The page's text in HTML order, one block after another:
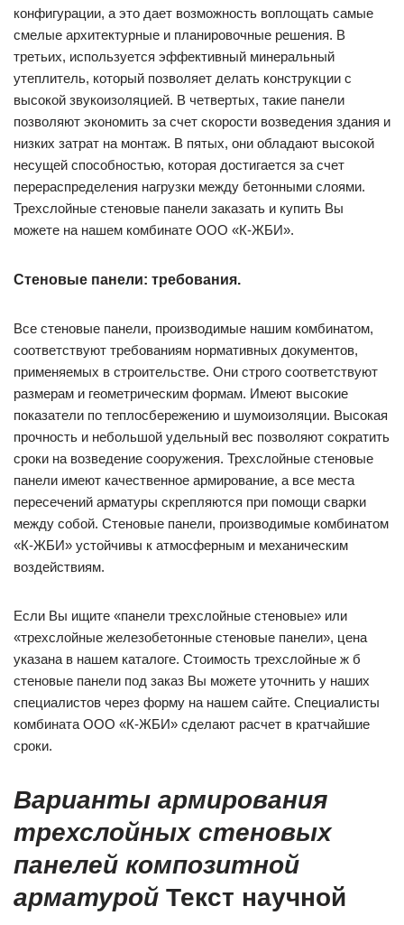
конфигурации, а это дает возможность воплощать самые
смелые архитектурные и планировочные решения. В
третьих, используется эффективный минеральный
утеплитель, который позволяет делать конструкции с
высокой звукоизоляцией. В четвертых, такие панели
позволяют экономить за счет скорости возведения здания и
низких затрат на монтаж. В пятых, они обладают высокой
несущей способностью, которая достигается за счет
перераспределения нагрузки между бетонными слоями.
Трехслойные стеновые панели заказать и купить Вы
можете на нашем комбинате ООО «К-ЖБИ».
Стеновые панели: требования.
Все стеновые панели, производимые нашим комбинатом,
соответствуют требованиям нормативных документов,
применяемых в строительстве. Они строго соответствуют
размерам и геометрическим формам. Имеют высокие
показатели по теплосбережению и шумоизоляции. Высокая
прочность и небольшой удельный вес позволяют сократить
сроки на возведение сооружения. Трехслойные стеновые
панели имеют качественное армирование, а все места
пересечений арматуры скрепляются при помощи сварки
между собой. Стеновые панели, производимые комбинатом
«К-ЖБИ» устойчивы к атмосферным и механическим
воздействиям.
Если Вы ищите «панели трехслойные стеновые» или
«трехслойные железобетонные стеновые панели», цена
указана в нашем каталоге. Стоимость трехслойные ж б
стеновые панели под заказ Вы можете уточнить у наших
специалистов через форму на нашем сайте. Специалисты
комбината ООО «К-ЖБИ» сделают расчет в кратчайшие
сроки.
Варианты армирования
трехслойных стеновых
панелей композитной
арматурой Текст научной